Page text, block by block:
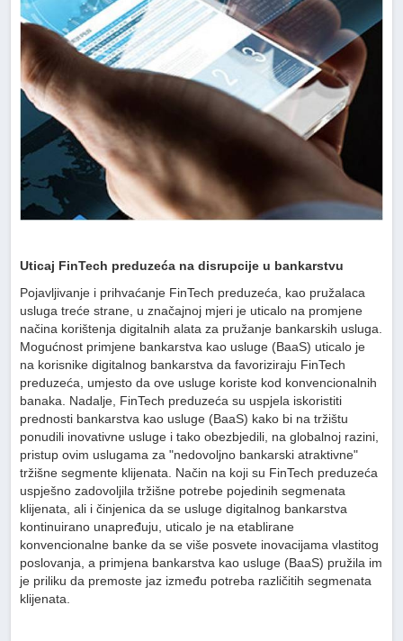
Uticaj FinTech preduzeća na disrupcije u bankarstvu
Pojavljivanje i prihvaćanje FinTech preduzeća, kao pružalaca
usluga treće strane, u značajnoj mjeri je uticalo na promjene
načina korištenja digitalnih alata za pružanje bankarskih usluga.
Mogućnost primjene bankarstva kao usluge (BaaS) uticalo je
na korisnike digitalnog bankarstva da favoriziraju FinTech
preduzeća, umjesto da ove usluge koriste kod konvencionalnih
banaka. Nadalje, FinTech preduzeća su uspjela iskoristiti
prednosti bankarstva kao usluge (BaaS) kako bi na tržištu
ponudili inovativne usluge i tako obezbjedili, na globalnoj razini,
pristup ovim uslugama za "nedovoljno bankarski atraktivne"
tržišne segmente klijenata. Način na koji su FinTech preduzeća
uspješno zadovoljila tržišne potrebe pojedinih segmenata
klijenata, ali i činjenica da se usluge digitalnog bankarstva
kontinuirano unapređuju, uticalo je na etablirane
konvencionalne banke da se više posvete inovacijama vlastitog
poslovanja, a primjena bankarstva kao usluge (BaaS) pružila im
je priliku da premoste jaz između potreba različitih segmenata
klijenata.